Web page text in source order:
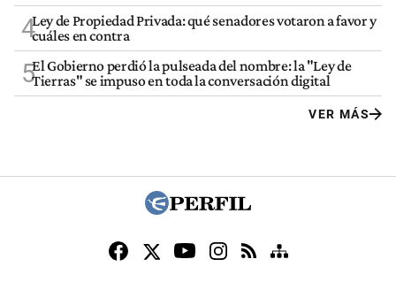
4Ley de Propiedad Privada: qué senadores votaron a favor y
cuáles en contra
5El Gobierno perdió la pulseada del nombre: la "Ley de
Tierras" se impuso en toda la conversación digital
VER MÁS